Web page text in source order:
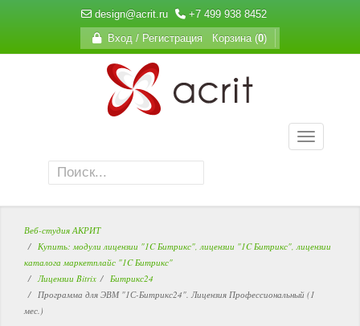
design@acrit.ru +7 499 938 8452
Вход / Регистрация Корзина (0)
Веб-студия АКРИТ
Купить: модули лицензии "1C Битрикс", лицензии "1C Битрикс", лицензии
каталога маркетплайс "1C Битрикс"
Лицензии Bitrix
Битрикс24
Программа для ЭВМ "1С-Битрикс24". Лицензия Профессиональный (1
мес.)